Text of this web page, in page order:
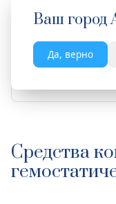
Ваш город
Да, верно
Весь сайт
Средства